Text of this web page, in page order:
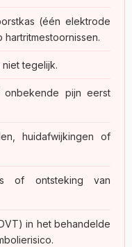
(één elektrode
tegelijk.
pijn eerst
huidafwijkingen of
of ontsteking van
in het behandelde